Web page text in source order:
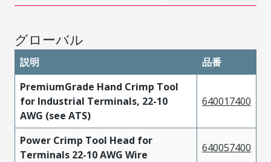
グローバル
説明
品番
PremiumGrade Hand Crimp Tool
for Industrial Terminals, 22-10
AWG (see ATS)
640017400
Power Crimp Tool Head for
Terminals 22-10 AWG Wire
640057400